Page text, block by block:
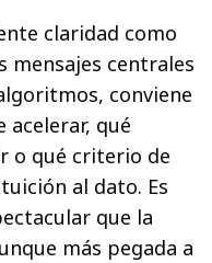
claridad como
mensajes centrales
conviene
acelerar, qué
o qué criterio de
al dato. Es
que la
más pegada a